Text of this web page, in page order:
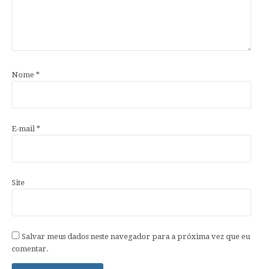
Nome *
E-mail*
Site
Salvar meus dados neste navegador para a próxima vez que eu
comentar.